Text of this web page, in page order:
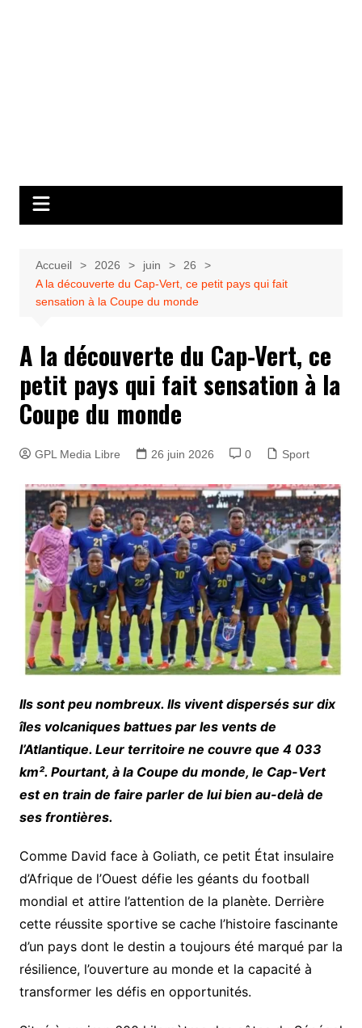
Accueil 2026 juin
26
A la découverte du Cap-Vert, ce petit pays qui fait
sensation à la Coupe du monde
A la découverte du Cap-Vert, ce
petit pays qui fait sensation à la
Coupe du monde
GPL Media Libre 26 juin 2026 0 Sport
Ils sont peu nombreux. Ils vivent dispersés sur dix
îles volcaniques battues par les vents de
l’Atlantique. Leur territoire ne couvre que 4 033
km². Pourtant, à la Coupe du monde, le Cap-Vert
est en train de faire parler de lui bien au-delà de
ses frontières.
Comme David face à Goliath, ce petit État insulaire
d’Afrique de l’Ouest défie les géants du football
mondial et attire l’attention de la planète. Derrière
cette réussite sportive se cache l’histoire fascinante
d’un pays dont le destin a toujours été marqué par la
résilience, l’ouverture au monde et la capacité à
transformer les défis en opportunités.